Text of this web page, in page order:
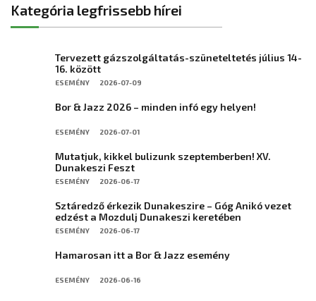
Kategória legfrissebb hírei
Tervezett gázszolgáltatás-szüneteltetés július 14-
16. között
ESEMÉNY 2026-07-09
Bor & Jazz 2026 – minden infó egy helyen!
ESEMÉNY 2026-07-01
Mutatjuk, kikkel bulizunk szeptemberben! XV.
Dunakeszi Feszt
ESEMÉNY 2026-06-17
Sztáredző érkezik Dunakeszire – Góg Anikó vezet
edzést a Mozdulj Dunakeszi keretében
ESEMÉNY 2026-06-17
Hamarosan itt a Bor & Jazz esemény
ESEMÉNY 2026-06-16